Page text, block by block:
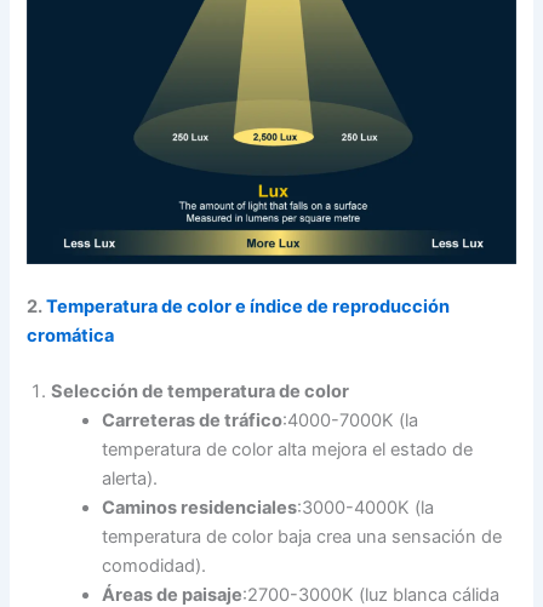
2.Temperatura de color e índice de reproducción
cromática
Selección de temperatura de color
Carreteras de tráfico:4000-7000K (la
temperatura de color alta mejora el estado de
alerta).
Caminos residenciales:3000-4000K (la
temperatura de color baja crea una sensación de
comodidad).
Áreas de paisaje:2700-3000K (luz blanca cálida